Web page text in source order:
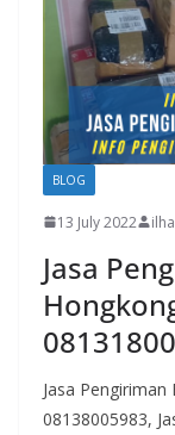
BLOG
13 July 2022
Jasa
Jasa
08138005983,